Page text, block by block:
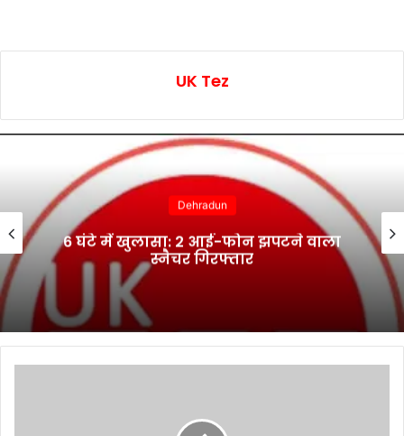
UK Tez
Dehradun
6 घंटे में खुलासा: 2 आई-फोन झपटने वाला
स्नैचर गिरफ्तार